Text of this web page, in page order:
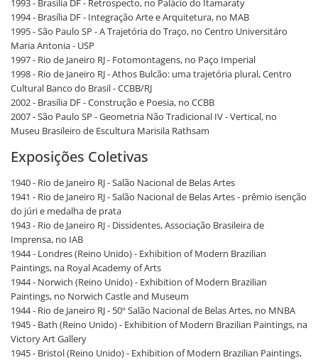
1993 - Brasília DF - Retrospecto, no Palácio do Itamaraty
1994 - Brasília DF - Integração Arte e Arquitetura, no MAB
1995 - São Paulo SP - A Trajetória do Traço, no Centro Universitáro
Maria Antonia - USP
1997 - Rio de Janeiro RJ - Fotomontagens, no Paço Imperial
1998 - Rio de Janeiro RJ - Athos Bulcão: uma trajetória plural, Centro
Cultural Banco do Brasil - CCBB/RJ
2002 - Brasília DF - Construção e Poesia, no CCBB
2007 - São Paulo SP - Geometria Não Tradicional IV - Vertical, no
Museu Brasileiro de Escultura Marisila Rathsam
Exposições Coletivas
1940 - Rio de Janeiro RJ - Salão Nacional de Belas Artes
1941 - Rio de Janeiro RJ - Salão Nacional de Belas Artes - prêmio isenção
do júri e medalha de prata
1943 - Rio de Janeiro RJ - Dissidentes, Associação Brasileira de
Imprensa, no IAB
1944 - Londres (Reino Unido) - Exhibition of Modern Brazilian
Paintings, na Royal Academy of Arts
1944 - Norwich (Reino Unido) - Exhibition of Modern Brazilian
Paintings, no Norwich Castle and Museum
1944 - Rio de Janeiro RJ - 50º Salão Nacional de Belas Artes, no MNBA
1945 - Bath (Reino Unido) - Exhibition of Modern Brazilian Paintings, na
Victory Art Gallery
1945 - Bristol (Reino Unido) - Exhibition of Modern Brazilian Paintings,